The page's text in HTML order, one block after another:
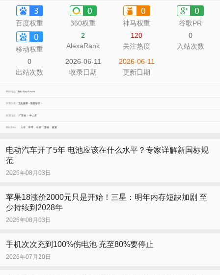
百度权重 360权重 神马权重 谷歌PR
移动权重
2
AlexaRank
120
关注热度
0
入站次数
0
出站次数
2026-06-11
收录日期
2026-06-11
更新日期
网站地址： http://zsph.com
所属分类： 卫生健康> 医院诊所>
所属地区： 广东省> 中山市
网站TAG： 大学 甲等 科研 东省 教育
电动汽车开了5年 电池应该在什么水平？专家详解新国标规
范
2026年08月03日
苹果18涨价2000元只是开始！三星：明年内存短缺加剧 至
少持续到2028年
2026年08月03日
手机次次充到100%伤电池 充至80%要停止
2026年07月20日